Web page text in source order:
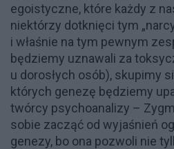
egoistyczne, które każdy z
niektórzy dotknięci tym
i właśnie na tym pewnym
będziemy uznawali za
u dorosłych osób), skupimy
których genezę będziemy
twórcy psychoanalizy –
sobie zacząć od wyjaśnień
genezy, bo ona pozwoli nie